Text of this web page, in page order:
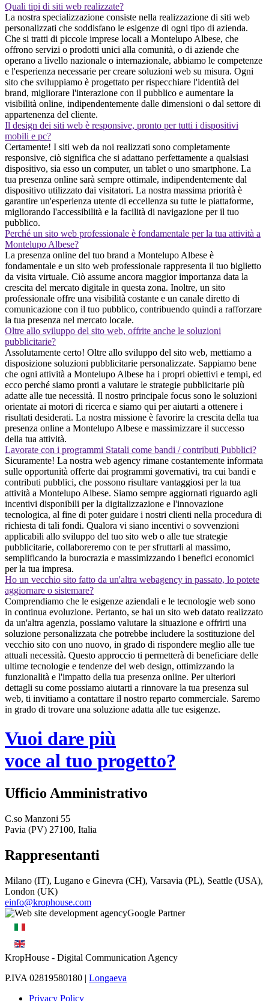
Quali tipi di siti web realizzate?
La nostra specializzazione consiste nella realizzazione di siti web
personalizzati che soddisfano le esigenze di ogni tipo di azienda.
Che si tratti di piccole imprese locali a Montelupo Albese, che
offrono servizi o prodotti unici alla comunità, o di aziende che
operano a livello nazionale o internazionale, abbiamo le competenze
e l'esperienza necessarie per creare soluzioni web su misura. Ogni
sito che sviluppiamo è progettato per rispecchiare l'identità del
brand, migliorare l'interazione con il pubblico e aumentare la
visibilità online, indipendentemente dalle dimensioni o dal settore di
appartenenza del cliente.
Il design dei siti web è responsive, pronto per tutti i dispositivi
mobili e pc?
Certamente! I siti web da noi realizzati sono completamente
responsive, ciò significa che si adattano perfettamente a qualsiasi
dispositivo, sia esso un computer, un tablet o uno smartphone. La
tua presenza online sarà sempre ottimale, indipendentemente dal
dispositivo utilizzato dai visitatori. La nostra massima priorità è
garantire un'esperienza utente di eccellenza su tutte le piattaforme,
migliorando l'accessibilità e la facilità di navigazione per il tuo
pubblico.
Perché un sito web professionale è fondamentale per la tua attività a
Montelupo Albese?
La presenza online del tuo brand a Montelupo Albese è
fondamentale e un sito web professionale rappresenta il tuo biglietto
da visita virtuale. Ciò assume ancora maggior importanza data la
crescita del mercato digitale in questa zona. Inoltre, un sito
professionale offre una visibilità costante e un canale diretto di
comunicazione con il tuo pubblico, contribuendo quindi a rafforzare
la tua presenza nel mercato locale.
Oltre allo sviluppo del sito web, offrite anche le soluzioni
pubblicitarie?
Assolutamente certo! Oltre allo sviluppo del sito web, mettiamo a
disposizione soluzioni pubblicitarie personalizzate. Sappiamo bene
che ogni attività a Montelupo Albese ha i propri obiettivi e tempi, ed
ecco perché siamo pronti a valutare le strategie pubblicitarie più
adatte alle tue necessità. Il nostro principale focus sono le soluzioni
orientate ai motori di ricerca e siamo qui per aiutarti a ottenere i
risultati desiderati. La nostra missione è favorire la crescita della tua
presenza online a Montelupo Albese e massimizzare il successo
della tua attività.
Lavorate con i programmi Statali come bandi / contributi Pubblici?
Sicuramente! La nostra web agency rimane costantemente informata
sulle opportunità offerte dai programmi governativi, tra cui bandi e
contributi pubblici, che possono risultare vantaggiosi per la tua
attività a Montelupo Albese. Siamo sempre aggiornati riguardo agli
incentivi disponibili per la digitalizzazione e l'innovazione
tecnologica, al fine di poter guidare i nostri clienti nella procedura di
richiesta di tali fondi. Qualora vi siano incentivi o sovvenzioni
applicabili allo sviluppo del tuo sito web o alle tue strategie
pubblicitarie, collaboreremo con te per sfruttarli al massimo,
semplificando la burocrazia e massimizzando i benefici economici
per la tua impresa.
Ho un vecchio sito fatto da un'altra webagency in passato, lo potete
aggiornare o sistemare?
Comprendiamo che le esigenze aziendali e le tecnologie web sono
in continua evoluzione. Pertanto, se hai un sito web datato realizzato
da un'altra agenzia, possiamo valutare la situazione e offrirti una
soluzione personalizzata che potrebbe includere la sostituzione del
vecchio sito con uno nuovo, in grado di rispondere meglio alle tue
attuali necessità. Questo approccio ti permetterà di beneficiare delle
ultime tecnologie e tendenze del web design, ottimizzando la
funzionalità e l'impatto della tua presenza online. Per ulteriori
dettagli su come possiamo aiutarti a rinnovare la tua presenza sul
web, ti invitiamo a contattare il nostro reparto commerciale. Saremo
in grado di trovare una soluzione adatta alle tue esigenze.
Vuoi dare più
voce al tuo progetto?
Ufficio Amministrativo
C.so Manzoni 55
Pavia (PV) 27100, Italia
Rappresentanti
Milano (IT), Lugano e Ginevra (CH), Varsavia (PL), Seattle (USA),
London (UK)
einfo@krophouse.com
KropHouse - Digital Communication Agency
P.IVA 02819580180 | Longaeva
Privacy Policy